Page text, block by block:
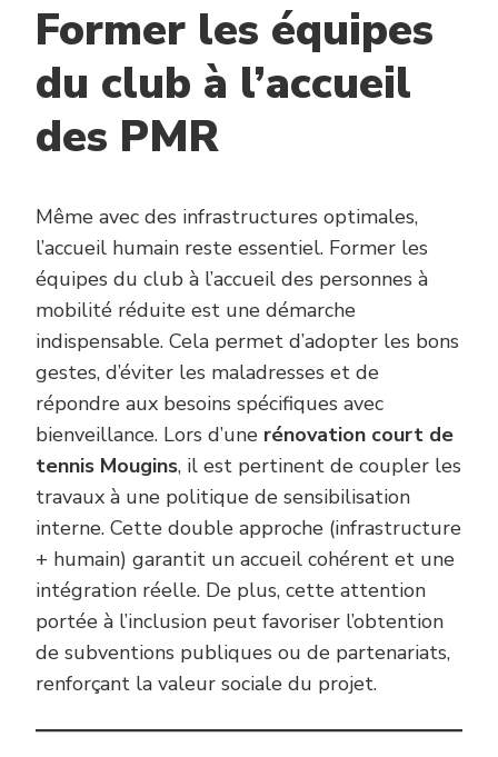
Former les équipes
du club à l’accueil
des PMR
Même avec des infrastructures optimales,
l’accueil humain reste essentiel. Former les
équipes du club à l’accueil des personnes à
mobilité réduite est une démarche
indispensable. Cela permet d’adopter les bons
gestes, d’éviter les maladresses et de
répondre aux besoins spécifiques avec
bienveillance. Lors d’une rénovation court de
tennis Mougins, il est pertinent de coupler les
travaux à une politique de sensibilisation
interne. Cette double approche (infrastructure
+ humain) garantit un accueil cohérent et une
intégration réelle. De plus, cette attention
portée à l’inclusion peut favoriser l’obtention
de subventions publiques ou de partenariats,
renforçant la valeur sociale du projet.